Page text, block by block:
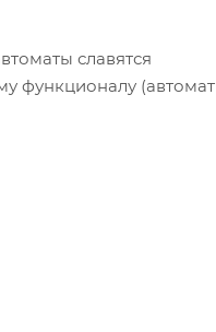
славятся
функционалу (автомат